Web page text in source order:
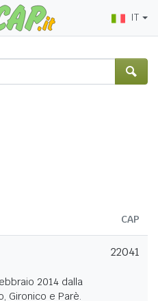
IT
CAP
2014 dalla
Gironico e Parè.
22041